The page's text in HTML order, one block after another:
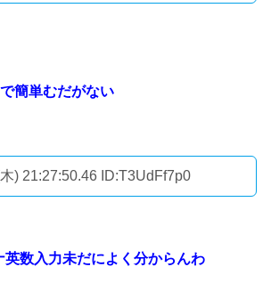
簡単むだがない
) 21:27:50.46 ID:T3UdFf7p0
数入力未だによく分からんわ